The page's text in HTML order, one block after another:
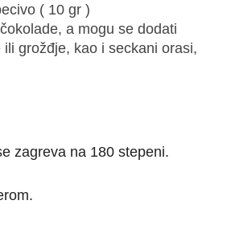
( 10 gr )
a mogu se dodati
grožđje, kao i seckani orasi,
zagreva na 180 stepeni.